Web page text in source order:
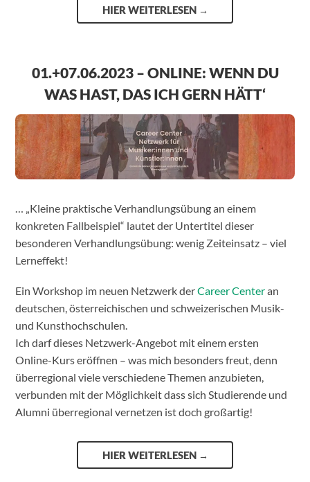
HIER WEITERLESEN →
01.+07.06.2023 – ONLINE: WENN DU
WAS HAST, DAS ICH GERN HÄTT‘
… „Kleine praktische Verhandlungsübung an einem
konkreten Fallbeispiel“ lautet der Untertitel dieser
besonderen Verhandlungsübung: wenig Zeiteinsatz – viel
Lerneffekt!
Ein Workshop im neuen Netzwerk derCareer Centeran
deutschen, österreichischen und schweizerischen Musik-
und Kunsthochschulen.
Ich darf dieses Netzwerk-Angebot mit einem ersten
Online-Kurs eröffnen – was mich besonders freut, denn
überregional viele verschiedene Themen anzubieten,
verbunden mit der Möglichkeit dass sich Studierende und
Alumni überregional vernetzen ist doch großartig!
HIER WEITERLESEN →